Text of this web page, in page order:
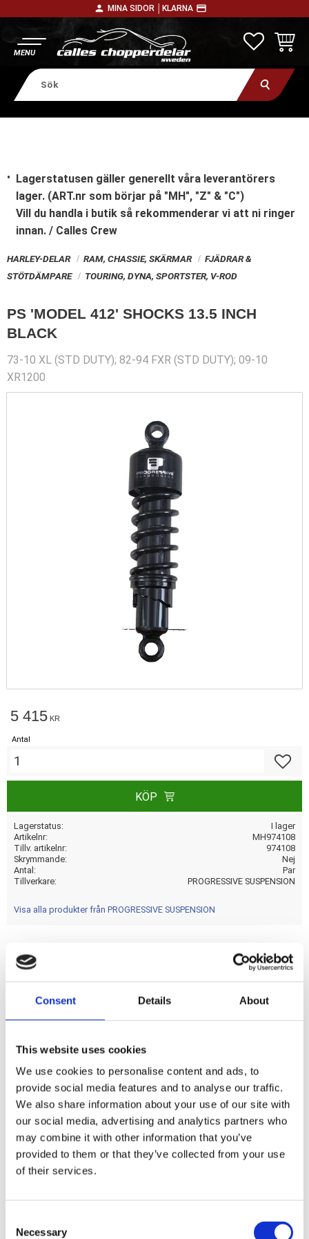
Consent Details About
This website uses cookies
We use cookies to personalise content and ads, to
provide social media features and to analyse our traffic.
We also share information about your use of our site with
our social media, advertising and analytics partners who
may combine it with other information that you’ve
provided to them or that they’ve collected from your use
of their services.
Necessary
person MINA SIDOR │ KLARNA payment
Lagerstatusen gäller generellt våra leverantörers
lager. (ART.nr som börjar på "MH", "Z" & "C")
Vill du handla i butik så rekommenderar vi att ni ringer
innan. / Calles Crew
HARLEY-DELAR RAM, CHASSIE, SKÄRMAR
FJÄDRAR &
STÖTDÄMPARE
TOURING, DYNA, SPORTSTER, V-ROD
PS 'MODEL 412' SHOCKS 13.5 INCH
BLACK
73-10 XL (STD DUTY); 82-94 FXR (STD DUTY); 09-10
XR1200
5 415 KR
Antal
KÖP
Lagerstatus
I lager
Artikelnr
MH974108
Tillv. artikelnr
974108
Skrymmande
Nej
Antal
Par
Tillverkare
PROGRESSIVE SUSPENSION
Visa alla produkter från PROGRESSIVE SUSPENSION
Dela med dig
a
e
b
o
o
k
Omdömen
Du